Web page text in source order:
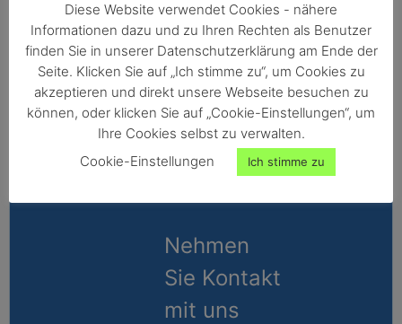
Kalibrierung,
Zubehör oder
Technik
haben, wir
helfen gerne
persönlich
weiter!“
Nehmen
Sie Kontakt
mit uns
Lifetime
Support
10 Jahre
Reparatur-
Diese Website verwendet Cookies - nähere
Informationen dazu und zu Ihren Rechten als Benutzer
finden Sie in unserer Datenschutzerklärung am Ende der
Seite. Klicken Sie auf „Ich stimme zu“, um Cookies zu
akzeptieren und direkt unsere Webseite besuchen zu
können, oder klicken Sie auf „Cookie-Einstellungen“, um
Ihre Cookies selbst zu verwalten.
Cookie-Einstellungen
Ich stimme zu